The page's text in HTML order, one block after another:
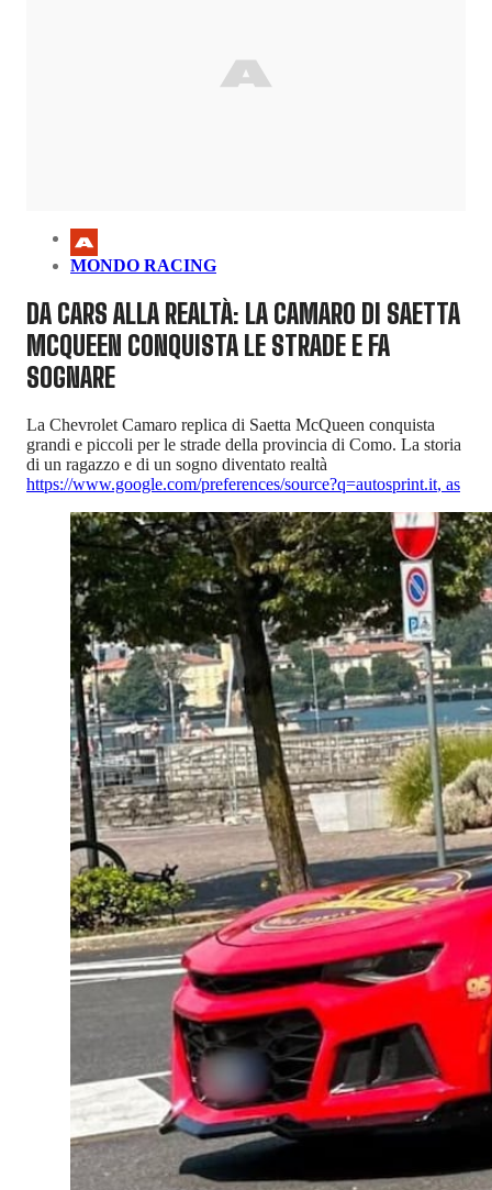
MONDO RACING
DA CARS ALLA REALTÀ: LA CAMARO DI SAETTA
MCQUEEN CONQUISTA LE STRADE E FA
SOGNARE
La Chevrolet Camaro replica di Saetta McQueen conquista
grandi e piccoli per le strade della provincia di Como. La storia
di un ragazzo e di un sogno diventato realtà
https://www.google.com/preferences/source?q=autosprint.it, as